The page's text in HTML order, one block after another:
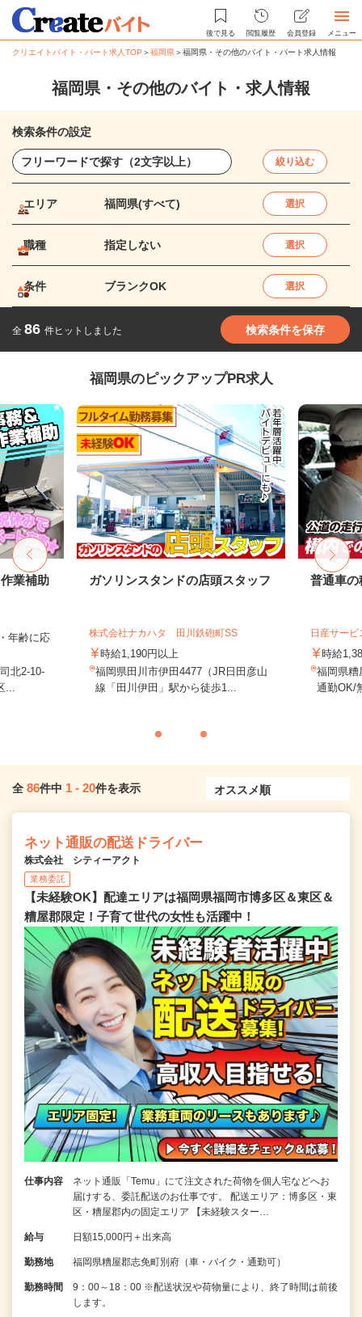
後で見る 閲覧履歴 会員登録 メニュー
クリエイトバイト・パート求人TOP ＞福岡県＞福岡県・その他のバイト・パート求人情報
福岡県・その他のバイト・求人情報
検索条件の設定
絞り込む
エリア 福岡県(すべて) 選択
職種 指定しない 選択
条件 ブランクOK 選択
全 86 件ヒットしました 検索条件を保存
福岡県のピックアップPR求人
業補助
年齢に応
北2-10-
ガソリンスタンドの店頭スタッフ
株式会社ナカハタ 田川鉄砲町SS
時給1,190円以上
福岡県田川市伊田4477（JR日田彦山
線「田川伊田」駅から徒歩1...
普通車の
日産サー
時給
福岡県糟
通勤OK/
全 86件中 1 - 20件を表示
ネット通販の配送ドライバー
株式会社 シティーアクト
業務委託
【未経験OK】配達エリアは福岡県福岡市博多区＆東区＆
糟屋郡限定！子育て世代の女性も活躍中！
仕事内容
ネット通販「Temu」にて注文された荷物を個人宅などへお
届けする、委託配送のお仕事です。 配送エリア：博多区・東
区・糟屋郡内の固定エリア 【未経験スター…
給与 日額15,000円＋出来高
勤務地 福岡県糟屋郡志免町別府（車・バイク・通勤可）
勤務時間
9：00～18：00 ※配送状況や荷物量により、終了時間は前後
します。